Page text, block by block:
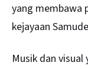
yang membawa
kejayaan
Musik dan